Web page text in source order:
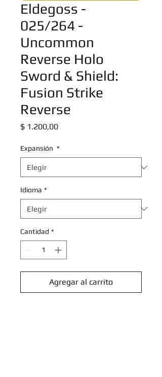
Eldegoss -
025/264 -
Uncommon
Reverse Holo
Sword & Shield:
Fusion Strike
Reverse
$ 1.200,00Precio
Expansión *
Idioma *
Cantidad *
Agregar al carrito